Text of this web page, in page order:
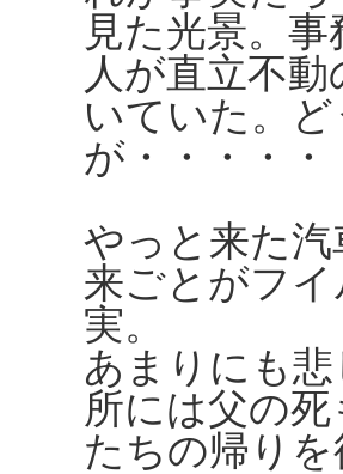
見た光景。
人が直立不
いていた。
が・・・・・
やっと来た
来ごとがフ
実。
あまりにも
所には父の
たちの帰り